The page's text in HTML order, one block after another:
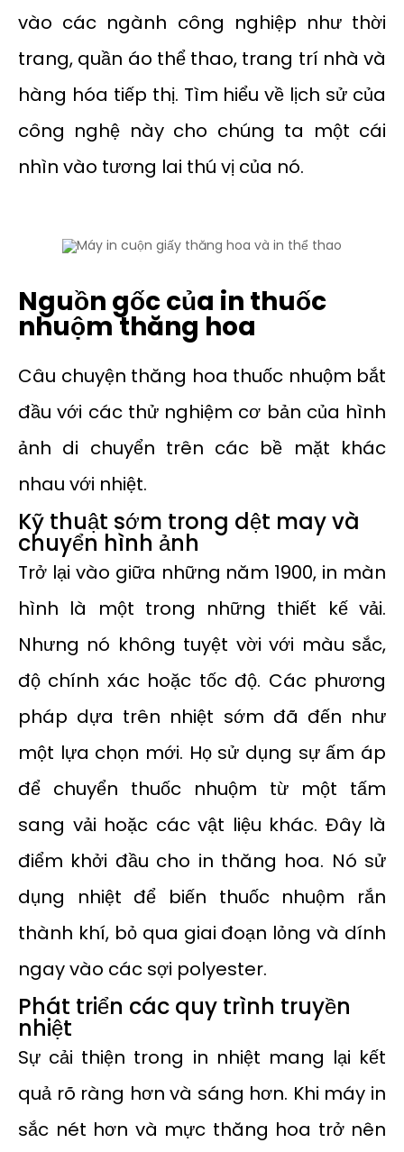
vào các ngành công nghiệp như thời
trang, quần áo thể thao, trang trí nhà và
hàng hóa tiếp thị. Tìm hiểu về lịch sử của
công nghệ này cho chúng ta một cái
nhìn vào tương lai thú vị của nó.
Nguồn gốc của in thuốc
nhuộm thăng hoa
Câu chuyện thăng hoa thuốc nhuộm bắt
đầu với các thử nghiệm cơ bản của hình
ảnh di chuyển trên các bề mặt khác
nhau với nhiệt.
Kỹ thuật sớm trong dệt may và
chuyển hình ảnh
Trở lại vào giữa những năm 1900, in màn
hình là một trong những thiết kế vải.
Nhưng nó không tuyệt vời với màu sắc,
độ chính xác hoặc tốc độ. Các phương
pháp dựa trên nhiệt sớm đã đến như
một lựa chọn mới. Họ sử dụng sự ấm áp
để chuyển thuốc nhuộm từ một tấm
sang vải hoặc các vật liệu khác. Đây là
điểm khởi đầu cho in thăng hoa. Nó sử
dụng nhiệt để biến thuốc nhuộm rắn
thành khí, bỏ qua giai đoạn lỏng và dính
ngay vào các sợi polyester.
Phát triển các quy trình truyền
nhiệt
Sự cải thiện trong in nhiệt mang lại kết
quả rõ ràng hơn và sáng hơn. Khi máy in
sắc nét hơn và mực thăng hoa trở nên